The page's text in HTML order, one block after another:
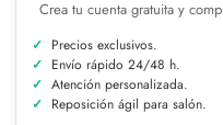
Crea tu cuenta gratuita y
Precios exclusivos.
Envío rápido 24/48 h.
Atención personalizada.
Reposición ágil para salón.